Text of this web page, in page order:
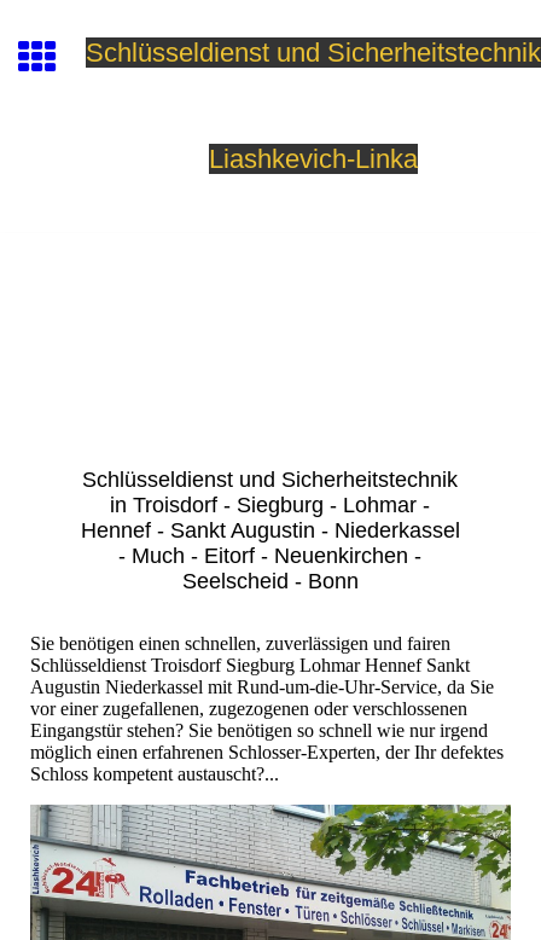
Schlüsseldienst und Sicherheitstechnik
Liashkevich-Linka
Schlüsseldienst und Sicherheitstechnik
in Troisdorf - Siegburg - Lohmar -
Hennef - Sankt Augustin - Niederkassel
- Much - Eitorf - Neuenkirchen -
Seelscheid - Bonn
Sie benötigen einen schnellen, zuverlässigen und fairen
Schlüsseldienst Troisdorf Siegburg Lohmar Hennef Sankt
Augustin Niederkassel mit Rund-um-die-Uhr-Service, da Sie
vor einer zugefallenen, zugezogenen oder verschlossenen
Eingangstür stehen? Sie benötigen so schnell wie nur irgend
möglich einen erfahrenen Schlosser-Experten, der Ihr defektes
Schloss kompetent austauscht?...